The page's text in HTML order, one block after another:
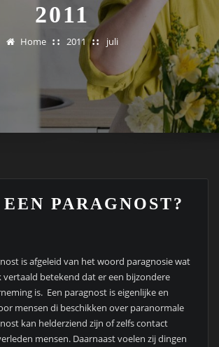
2011
Home 2011 juli
PARAGNOST?
is afgeleid van het woord paragnosie wat
vertaald betekend dat er een bijzondere
is. Een paragnost is eigenlijke en
mensen di beschikken over paranormale
kan helderziend zijn of zelfs contact
mensen. Daarnaast voelen zij dingen